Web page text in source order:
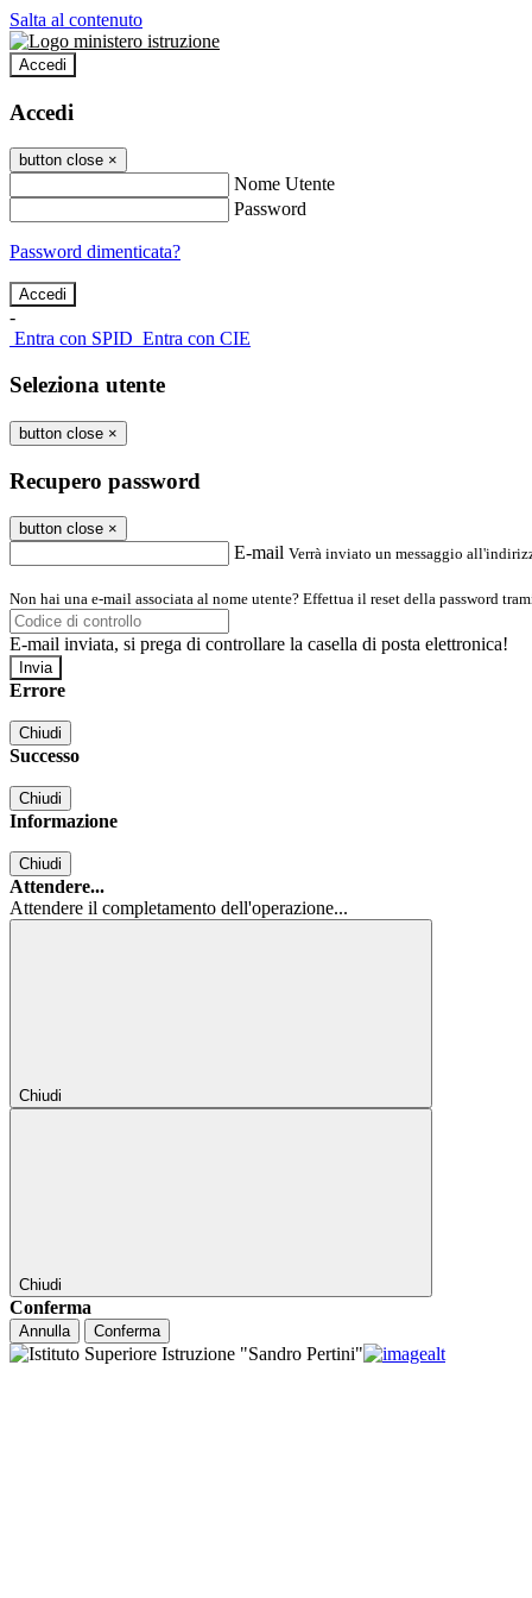
Salta al contenuto
Accedi
Accedi
button close ×
Nome Utente
Password
Password dimenticata?
-
Entra con SPID Entra con CIE
Seleziona utente
button close ×
Recupero password
button close ×
E-mail Verrà inviato un messaggio
Non hai una e-mail associata al nome utente? Effettua il reset della password
E-mail inviata, si prega di controllare la casella di posta elettronica!
Errore
Chiudi
Successo
Chiudi
Informazione
Chiudi
Attendere...
Attendere il completamento dell'operazione...
Chiudi
Chiudi
Conferma
Annulla Conferma